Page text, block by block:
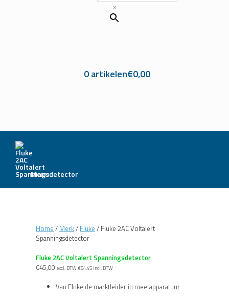
×
0 artikelen€0,00
Menu
Home / Merk/ Fluke / Fluke 2AC Voltalert
Spanningsdetector
Fluke 2AC Voltalert Spanningsdetector
€45,00 excl. BTW €54,45 incl. BTW
Van Fluke de marktleider in meetapparatuur